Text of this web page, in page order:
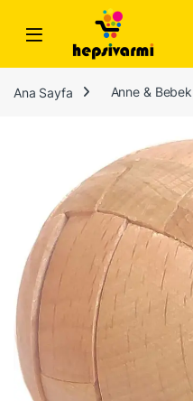
Skip to navigation
Ana Sayfa Anne & Bebek